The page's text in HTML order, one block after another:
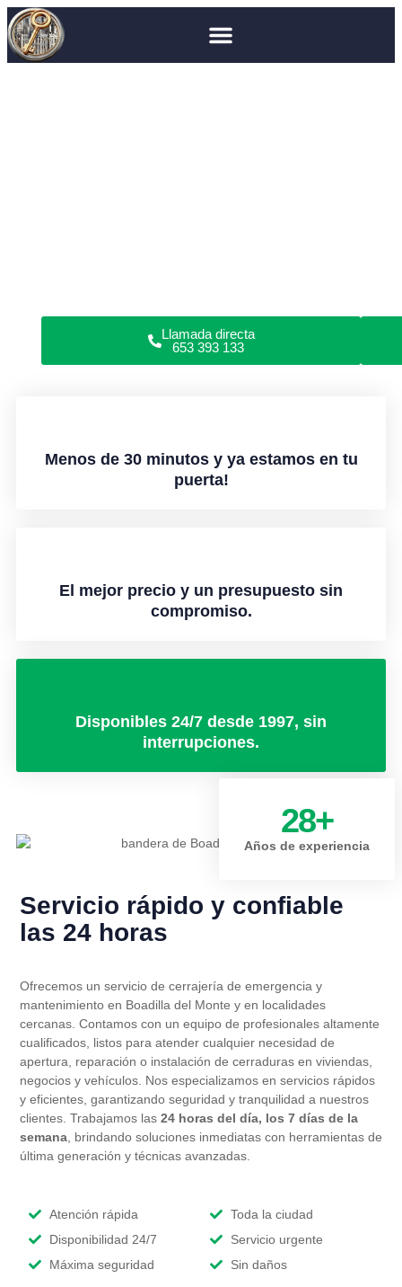
Cerrajero en Madrid
Cerrajero en Boadilla
Llamada directa
653 393 133
Menos de 30 minutos y ya estamos en tu
puerta!
El mejor precio y un presupuesto sin
compromiso.
Disponibles 24/7 desde 1997, sin
interrupciones.
Años de experiencia
28+
Servicio rápido y confiable
las 24 horas
Ofrecemos un servicio de cerrajería de emergencia y
mantenimiento en Boadilla del Monte y en localidades
cercanas. Contamos con un equipo de profesionales altamente
cualificados, listos para atender cualquier necesidad de
apertura, reparación o instalación de cerraduras en viviendas,
negocios y vehículos. Nos especializamos en servicios rápidos
y eficientes, garantizando seguridad y tranquilidad a nuestros
clientes. Trabajamos las 24 horas del día, los 7 días de la
semana , brindando soluciones inmediatas con herramientas de
última generación y técnicas avanzadas.
Atención rápida
Disponibilidad 24/7
Máxima seguridad
Toda la ciudad
Servicio urgente
Sin daños